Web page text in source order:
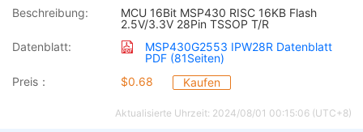
Beschreibung:
MCU 16Bit MSP430 RISC 16KB Flash
2.5V/3.3V 28Pin TSSOP T/R
Datenblatt:
MSP430G2553 IPW28R Datenblatt
PDF (81Seiten)
Preis：
$0.68 Kaufen
Aktualisierte Uhrzeit: 2024/08/01 00:15:06 (UTC+8)